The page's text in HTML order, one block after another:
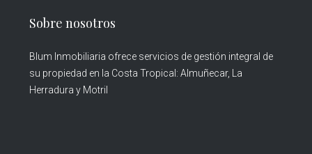
Sobre nosotros
Blum Inmobiliaria ofrece servicios de gestión integral de
su propiedad en la Costa Tropical: Almuñecar, La
Herradura y Motril